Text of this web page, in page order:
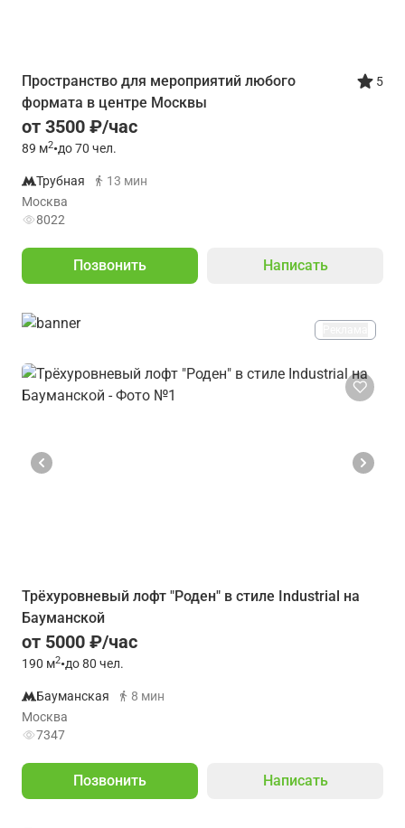
Пространство для мероприятий любого
формата в центре Москвы
от 3500 ₽/час
89 м2•до 70 чел.
5
Трубная
13 мин
Москва
8022
Позвонить Написать
Трёхуровневый лофт "Роден" в стиле Industrial на
Бауманской
от 5000 ₽/час
190 м2•до 80 чел.
Бауманская
8 мин
Москва
7347
Позвонить Написать